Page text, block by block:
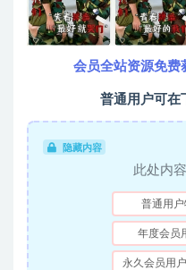
会员全站资源免费
普通用户可在
隐藏内容
此处内
普通用户
年度会员
永久会员用